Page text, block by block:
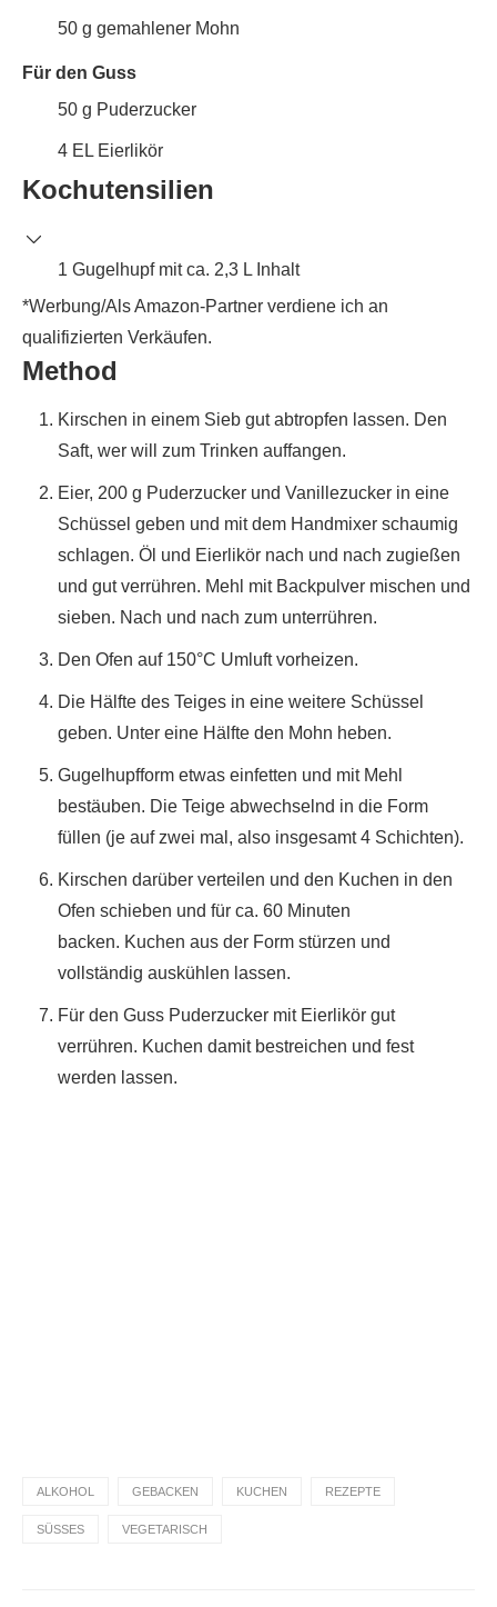
50 g gemahlener Mohn
Für den Guss
50 g Puderzucker
4 EL Eierlikör
Kochutensilien
1 Gugelhupf mit ca. 2,3 L Inhalt
*Werbung/Als Amazon-Partner verdiene ich an
qualifizierten Verkäufen.
Method
Kirschen in einem Sieb gut abtropfen lassen. Den
Saft, wer will zum Trinken auffangen.
Eier, 200 g Puderzucker und Vanillezucker in eine
Schüssel geben und mit dem Handmixer schaumig
schlagen. Öl und Eierlikör nach und nach zugießen
und gut verrühren. Mehl mit Backpulver mischen und
sieben. Nach und nach zum unterrühren.
Den Ofen auf 150°C Umluft vorheizen.
Die Hälfte des Teiges in eine weitere Schüssel
geben. Unter eine Hälfte den Mohn heben.
Gugelhupfform etwas einfetten und mit Mehl
bestäuben. Die Teige abwechselnd in die Form
füllen (je auf zwei mal, also insgesamt 4 Schichten).
Kirschen darüber verteilen und den Kuchen in den
Ofen schieben und für ca. 60 Minuten
backen. Kuchen aus der Form stürzen und
vollständig auskühlen lassen.
Für den Guss Puderzucker mit Eierlikör gut
verrühren. Kuchen damit bestreichen und fest
werden lassen.
ALKOHOL GEBACKEN KUCHEN REZEPTE
SÜSSES VEGETARISCH